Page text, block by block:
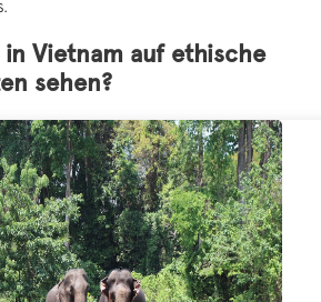
Vietnam auf ethische
sehen?